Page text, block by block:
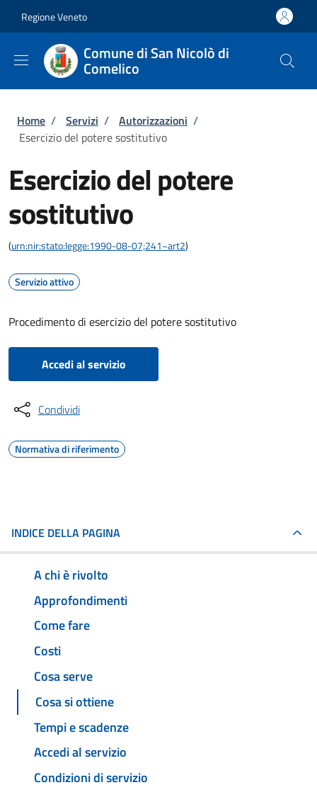
Regione Veneto
Comune di San Nicolò di
Comelico
Briciole di pane
Home / Servizi / Autorizzazioni /
Esercizio del potere sostitutivo
Esercizio del potere
sostitutivo
(urn:nir:stato:legge:1990-08-07;241~art2)
Servizio attivo
Procedimento di esercizio del potere sostitutivo
Accedi al servizio
Condividi
Normativa di riferimento
INDICE DELLA PAGINA
A chi è rivolto
Approfondimenti
Come fare
Costi
Cosa serve
Cosa si ottiene
Tempi e scadenze
Accedi al servizio
Condizioni di servizio